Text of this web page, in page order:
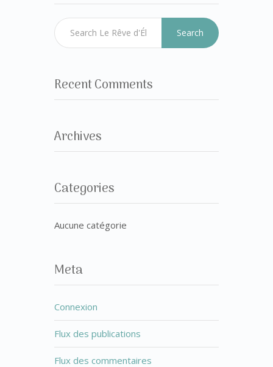
Search
Recent Comments
Archives
Categories
Aucune catégorie
Meta
Connexion
Flux des publications
Flux des commentaires